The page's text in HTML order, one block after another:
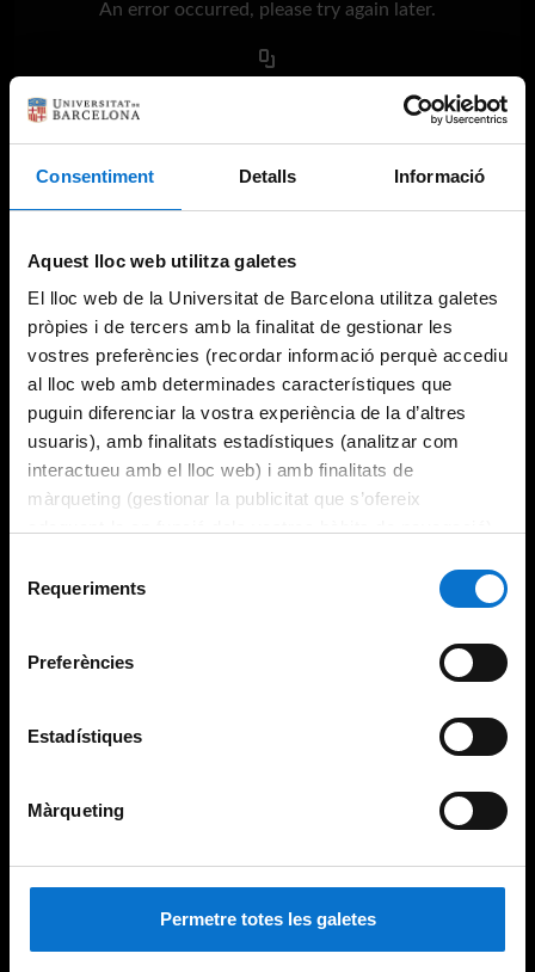
Consentiment Detalls Informació
Aquest lloc web utilitza galetes
El lloc web de la Universitat de Barcelona utilitza galetes
pròpies i de tercers amb la finalitat de gestionar les
vostres preferències (recordar informació perquè accediu
al lloc web amb determinades característiques que
puguin diferenciar la vostra experiència de la d’altres
usuaris), amb finalitats estadístiques (analitzar com
interactueu amb el lloc web) i amb finalitats de
màrqueting (gestionar la publicitat que s’ofereix
consultar laPolítica de galetes del lloc web de la
Requeriments
Preferències
Estadístiques
Màrqueting
Permetre totes les galetes
An error occurred, please try again later.